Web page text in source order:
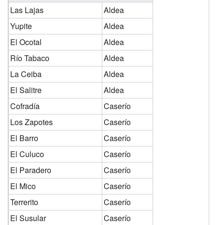
Las Lajas
Aldea
Yupite
Aldea
El Ocotal
Aldea
Río Tabaco
Aldea
La Ceiba
Aldea
El Salitre
Aldea
Cofradía
Caserío
Los Zapotes
Caserío
El Barro
Caserío
El Culuco
Caserío
El Paradero
Caserío
El Mico
Caserío
Terrerito
Caserío
El Susular
Caserío